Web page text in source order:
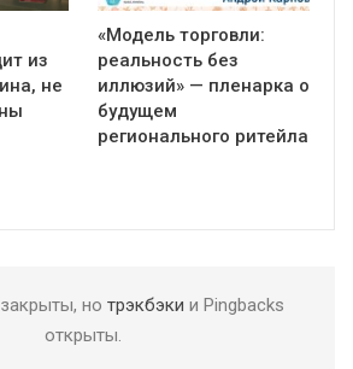
из
не
«Модель торговли:
реальность без
иллюзий» — пленарка о
будущем
регионального ритейла
но трэкбэки и Pingbacks
открыты.